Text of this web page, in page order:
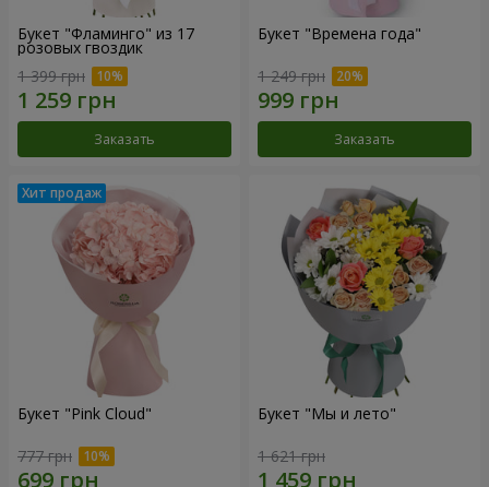
Букет "Фламинго" из 17
розовых гвоздик
1 399 грн
Заказать
Букет "Времена года"
1 249 грн
Заказать
Букет "Pink Cloud"
777 грн
Букет "Мы и лето"
1 621 грн